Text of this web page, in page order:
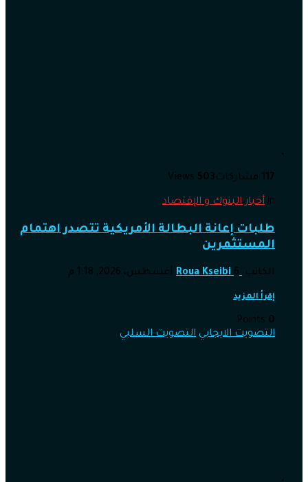
117 مشاركات503
in أخبار البنوك و الإقتصاد
طلبات إعانة البطالة الأمريكية تتصدر اهتمام
المستثمرين
الكاتب Roua Kseibi 6 أغسطس، 2026, 1:18 م
إقرأ المزيد
0
التصويت الايجابي التصويت السلبي